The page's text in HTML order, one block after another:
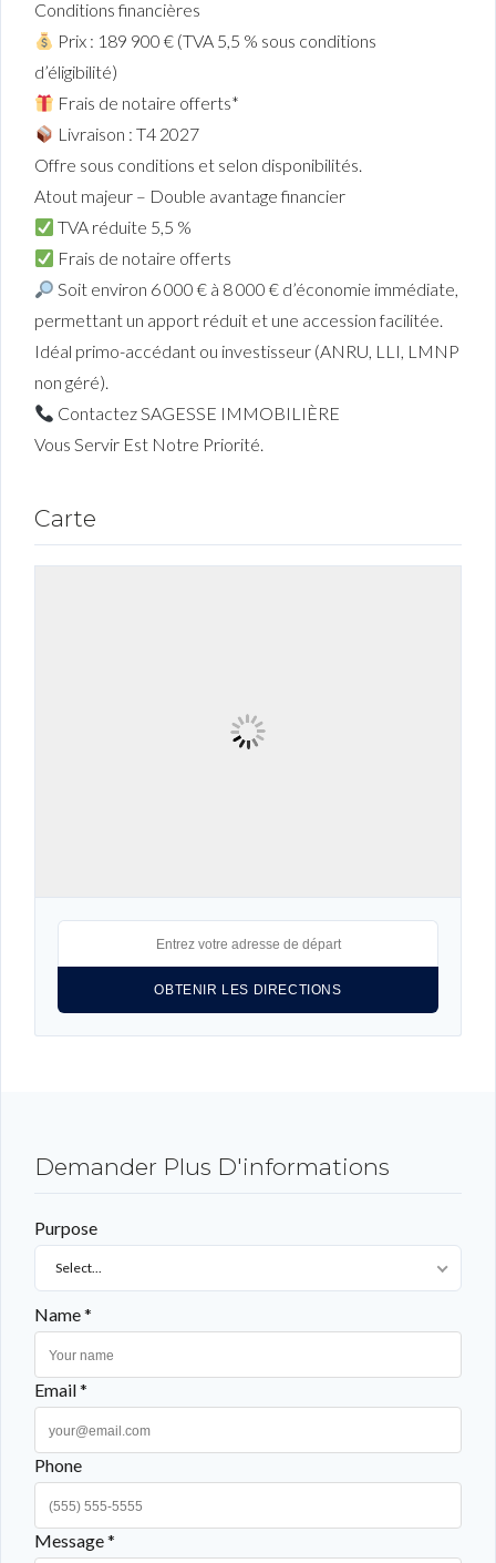
Conditions financières
Prix : 189 900 € (TVA 5,5 % sous conditions
d’éligibilité)
Frais de notaire offerts*
Livraison : T4 2027
Offre sous conditions et selon disponibilités.
Atout majeur – Double avantage financier
TVA réduite 5,5 %
Frais de notaire offerts
Soit environ 6 000 € à 8 000 € d’économie immédiate,
permettant un apport réduit et une accession facilitée.
Idéal primo-accédant ou investisseur (ANRU, LLI, LMNP
non géré).
Contactez SAGESSE IMMOBILIÈRE
Vous Servir Est Notre Priorité.
Carte
Demander Plus D'informations
Purpose
Select...
Name *
Email *
Phone
Message *
LOGIN WITH GOOGLE
LOGIN WITH LINKEDIN
LOGIN WITH AMAZON